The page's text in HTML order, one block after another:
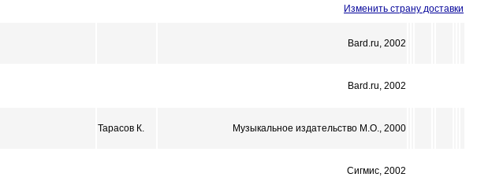
Изменить страну доставки
Bard.ru, 2002
Bard.ru, 2002
Тарасов К. Музыкальное издательство М.О., 2000
Сигмис, 2002